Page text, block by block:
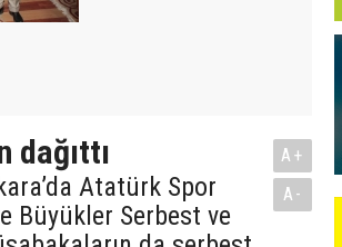
dağıttı
Atatürk Spor
Büyükler Serbest ve
A+
A-